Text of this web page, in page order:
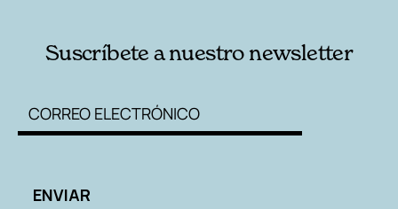
Suscríbete a nuestro newsletter